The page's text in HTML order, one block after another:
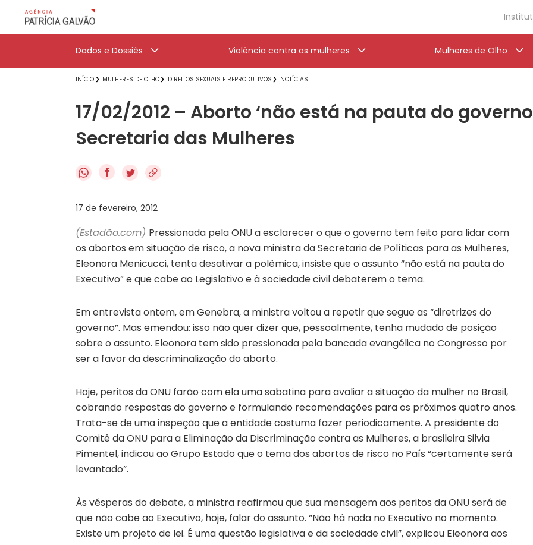
Dados e Dossiês Violência contra as mulheres Mulheres de Olho
INÍCIO MULHERES DE OLHO DIREITOS SEXUAIS E REPRODUTIVOS NOTÍCIAS
17/02/2012 – Aborto ‘não está na pauta do
Secretaria das Mulheres
f
17 de fevereiro, 2012
(Estadão.com) Pressionada pela ONU a esclarecer o que o governo tem feito para lidar com
os abortos em situação de risco, a nova ministra da Secretaria de Políticas para as Mulheres,
Eleonora Menicucci, tenta desativar a polêmica, insiste que o assunto “não está na pauta do
Executivo” e que cabe ao Legislativo e à sociedade civil debaterem o tema.
Em entrevista ontem, em Genebra, a ministra voltou a repetir que segue as “diretrizes do
governo”. Mas emendou: isso não quer dizer que, pessoalmente, tenha mudado de posição
sobre o assunto. Eleonora tem sido pressionada pela bancada evangélica no Congresso por
ser a favor da descriminalização do aborto.
Hoje, peritos da ONU farão com ela uma sabatina para avaliar a situação da mulher no Brasil,
cobrando respostas do governo e formulando recomendações para os próximos quatro anos.
Trata-se de uma inspeção que a entidade costuma fazer periodicamente. A presidente do
Comitê da ONU para a Eliminação da Discriminação contra as Mulheres, a brasileira Silvia
Pimentel, indicou ao Grupo Estado que o tema dos abortos de risco no País “certamente será
levantado”.
Às vésperas do debate, a ministra reafirmou que sua mensagem aos peritos da ONU será de
que não cabe ao Executivo, hoje, falar do assunto. “Não há nada no Executivo no momento.
Existe um projeto de lei. É uma questão legislativa e da sociedade civil”, explicou Eleonora aos